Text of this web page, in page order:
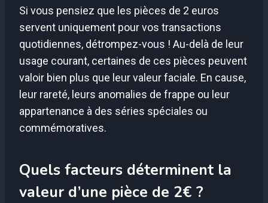
Si vous pensiez que les pièces de 2 euros
servent uniquement pour vos transactions
quotidiennes, détrompez-vous ! Au-delà de leur
usage courant, certaines de ces pièces peuvent
valoir bien plus que leur valeur faciale. En cause,
leur rareté, leurs anomalies de frappe ou leur
appartenance à des séries spéciales ou
commémoratives.
Quels facteurs déterminent la
valeur d’une pièce de 2€ ?